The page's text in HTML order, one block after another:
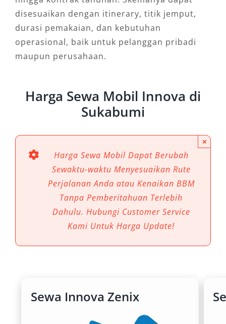
disesuaikan dengan itinerary, titik jemput,
durasi pemakaian, dan kebutuhan
operasional, baik untuk pelanggan pribadi
maupun perusahaan.
Harga Sewa Mobil Innova di
Sukabumi
Harga Sewa Mobil Dapat Berubah
Sewaktu-waktu Menyesuaikan Rute
Perjalanan Anda atau Kenaikan BBM
Tanpa Pemberitahuan Terlebih
Dahulu. Hubungi Customer Service
Kami Untuk Harga Update!
×
Sewa Innova Zenix